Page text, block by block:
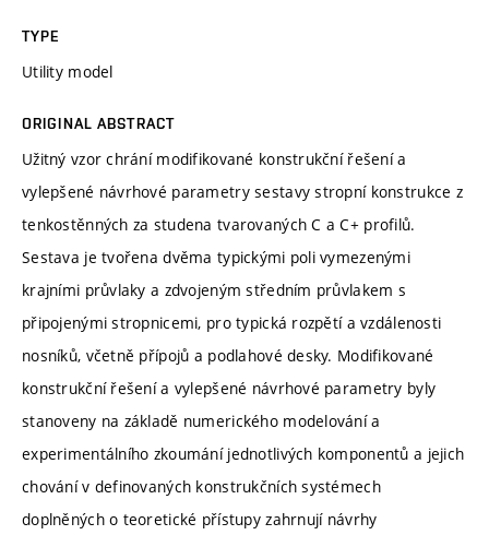
TYPE
Utility model
ORIGINAL ABSTRACT
Užitný vzor chrání modifikované konstrukční řešení a
vylepšené návrhové parametry sestavy stropní konstrukce z
tenkostěnných za studena tvarovaných C a C+ profilů.
Sestava je tvořena dvěma typickými poli vymezenými
krajními průvlaky a zdvojeným středním průvlakem s
připojenými stropnicemi, pro typická rozpětí a vzdálenosti
nosníků, včetně přípojů a podlahové desky. Modifikované
konstrukční řešení a vylepšené návrhové parametry byly
stanoveny na základě numerického modelování a
experimentálního zkoumání jednotlivých komponentů a jejich
chování v definovaných konstrukčních systémech
doplněných o teoretické přístupy zahrnují návrhy